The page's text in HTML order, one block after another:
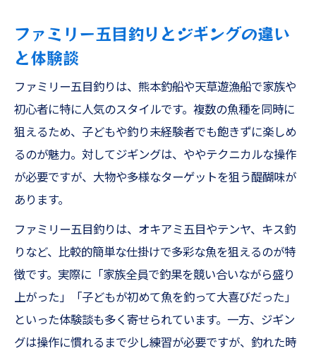
ファミリー五目釣りとジギングの違い
と体験談
ファミリー五目釣りは、熊本釣船や天草遊漁船で家族や
初心者に特に人気のスタイルです。複数の魚種を同時に
狙えるため、子どもや釣り未経験者でも飽きずに楽しめ
るのが魅力。対してジギングは、ややテクニカルな操作
が必要ですが、大物や多様なターゲットを狙う醍醐味が
あります。
ファミリー五目釣りは、オキアミ五目やテンヤ、キス釣
りなど、比較的簡単な仕掛けで多彩な魚を狙えるのが特
徴です。実際に「家族全員で釣果を競い合いながら盛り
上がった」「子どもが初めて魚を釣って大喜びだった」
といった体験談も多く寄せられています。一方、ジギン
グは操作に慣れるまで少し練習が必要ですが、釣れた時